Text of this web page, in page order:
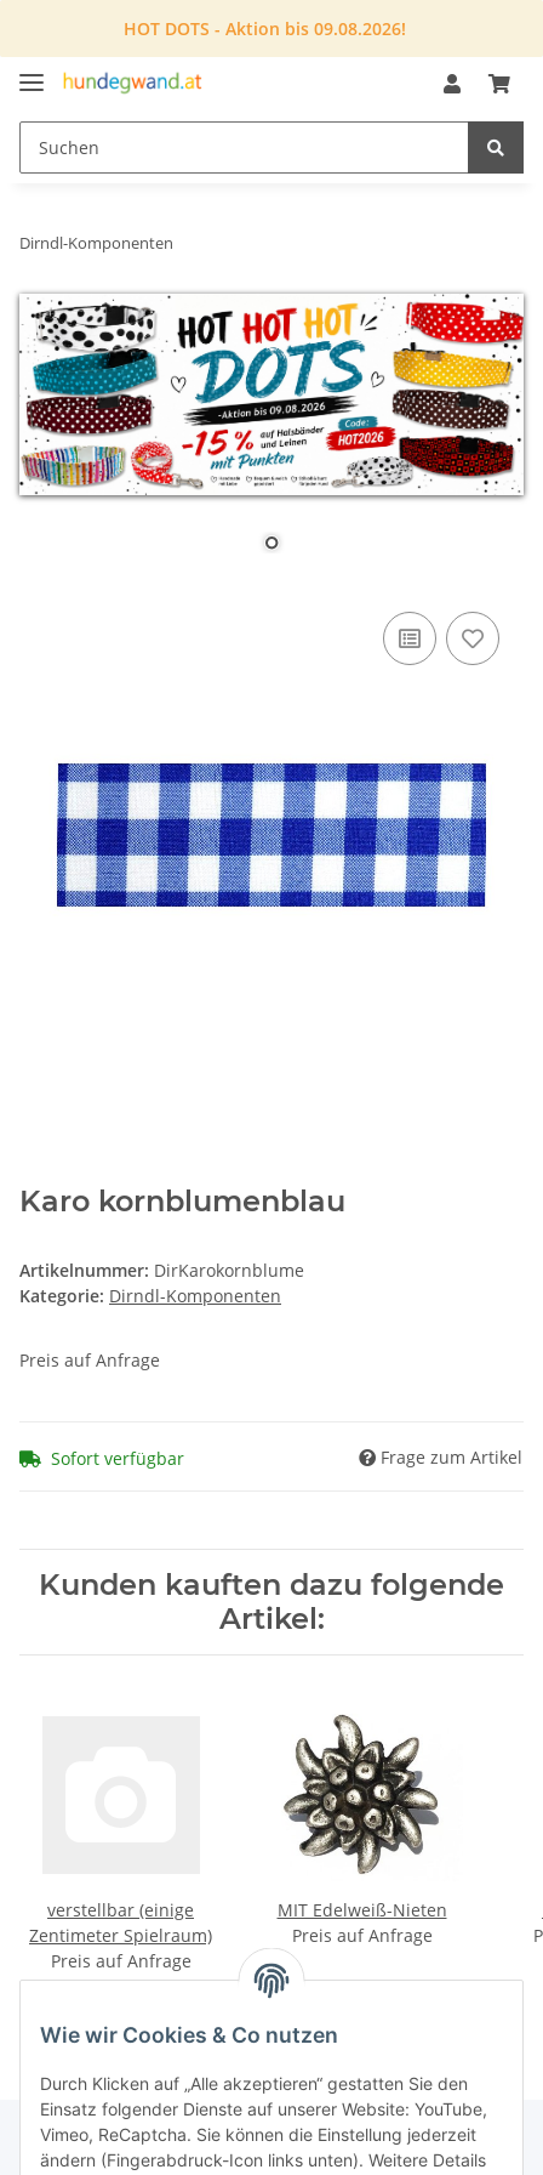
HOT DOTS - Aktion bis 09.08.2026!
Dirndl-Komponenten
Karo kornblumenblau
Artikelnummer: DirKarokornblume
Kategorie: Dirndl-Komponenten
Preis auf Anfrage
Sofort verfügbar Frage zum Artikel
Kunden kauften dazu folgende
Artikel:
verstellbar (einige
Zentimeter Spielraum)
Preis auf Anfrage
MIT Edelweiß-Nieten
Preis auf Anfrage
Wie wir Cookies & Co nutzen
Durch Klicken auf „Alle akzeptieren“ gestatten Sie den
Einsatz folgender Dienste auf unserer Website: YouTube,
Vimeo, ReCaptcha. Sie können die Einstellung jederzeit
ändern (Fingerabdruck-Icon links unten). Weitere Details